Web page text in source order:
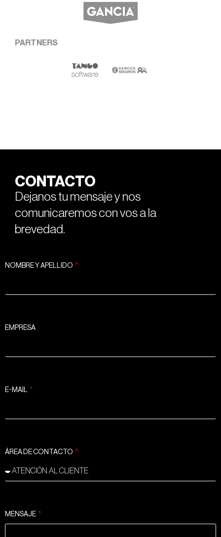
PARTNERS
CONTACTO
Dejanos tu mensaje y nos
comunicaremos con vos a la
brevedad.
NOMBRE Y APELLIDO
EMPRESA
E-MAIL
ÁREA DE CONTACTO
MENSAJE